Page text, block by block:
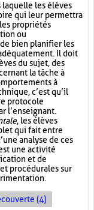
les élèves
qui leur permettra
propriétés
ou
bien planifier les
Il doit
du sujet, des
la tâche à
à
c’est qu’il
protocole
l’enseignant.
, les élèves
qui fait entre
analyse de ces
une activité
et de
procédurales sur
(4)